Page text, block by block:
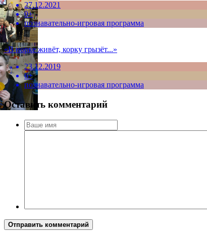
27.12.2021
0+
познавательно-игровая программа
«В норке живёт, корку грызёт...»
23.12.2019
6+
познавательно-игровая программа
Оставить комментарий
Отправить комментарий